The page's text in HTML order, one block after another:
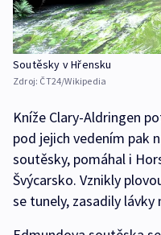
Soutěsky v Hřensku
Zdroj: ČT24/Wikipedia
Kníže Clary-Aldringen
pod jejich vedením pak
soutěsky, pomáhal i
Švýcarsko. Vznikly
se tunely, zasadily